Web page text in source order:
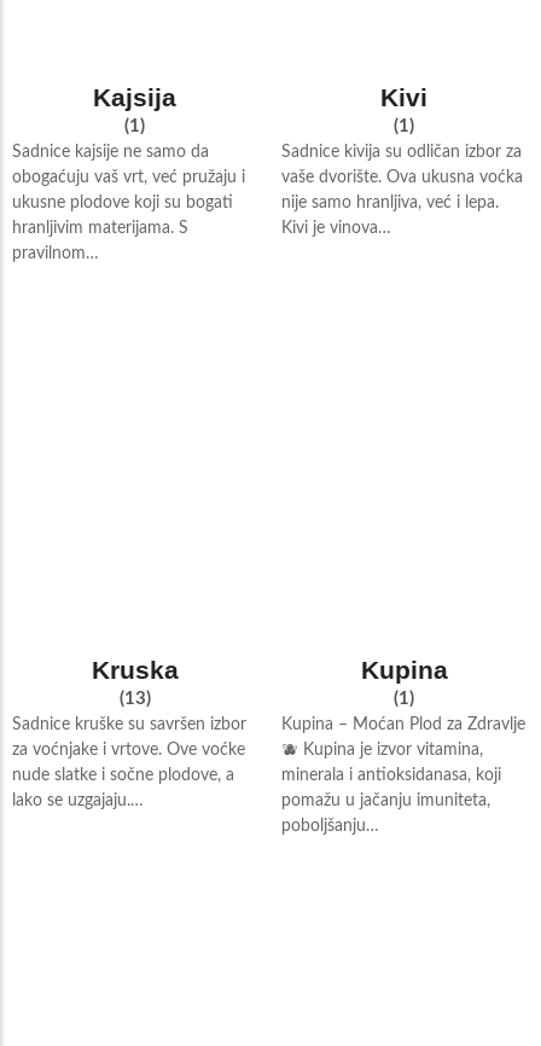
Kajsija
(1)
Sadnice kajsije ne samo da
obogaćuju vaš vrt, već pružaju i
ukusne plodove koji su bogati
hranljivim materijama. S
pravilnom…
Kivi
(1)
Sadnice kivija su odličan izbor za
vaše dvorište. Ova ukusna voćka
nije samo hranljiva, već i lepa.
Kivi je vinova…
Kruska
(13)
Sadnice kruške su savršen izbor
za voćnjake i vrtove. Ove voćke
nude slatke i sočne plodove, a
lako se uzgajaju.…
Kupina
(1)
Kupina – Moćan Plod za Zdravlje
🫐 Kupina je izvor vitamina,
minerala i antioksidanasa, koji
pomažu u jačanju imuniteta,
poboljšanju…